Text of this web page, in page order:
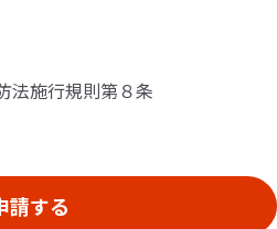
法施行規則第８条